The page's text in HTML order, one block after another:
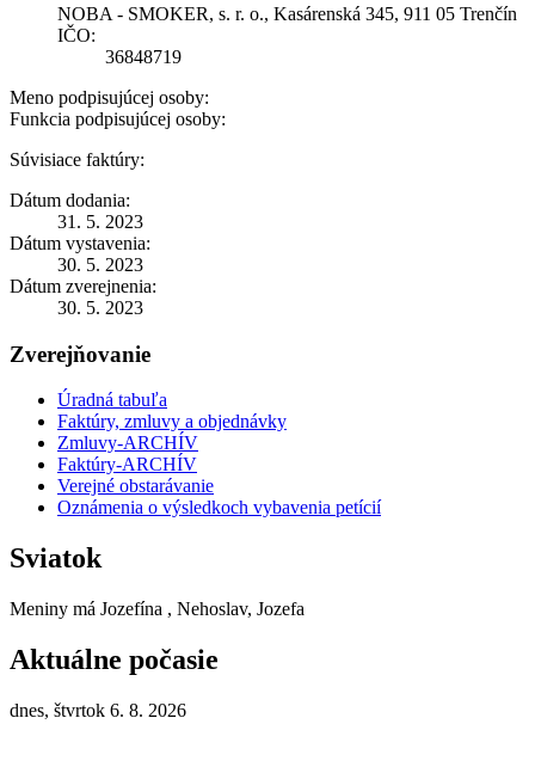
NOBA - SMOKER, s. r. o., Kasárenská 345, 911 05 Trenčín
IČO:
36848719
Meno podpisujúcej osoby:
Funkcia podpisujúcej osoby:
Súvisiace faktúry:
Dátum dodania:
31. 5. 2023
Dátum vystavenia:
30. 5. 2023
Dátum zverejnenia:
30. 5. 2023
Zverejňovanie
Úradná tabuľa
Faktúry, zmluvy a objednávky
Zmluvy-ARCHÍV
Faktúry-ARCHÍV
Verejné obstarávanie
Oznámenia o výsledkoch vybavenia petícií
Sviatok
Meniny má Jozefína , Nehoslav, Jozefa
Aktuálne počasie
dnes, štvrtok 6. 8. 2026